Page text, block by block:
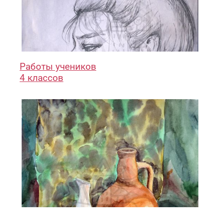
Работы учеников
4 классов